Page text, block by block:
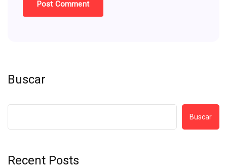
Buscar
Buscar
Recent Posts